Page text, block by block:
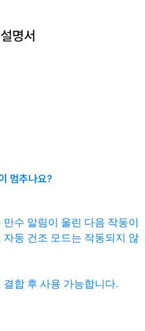
멈추나요?
수 알림이 울린 다음 작동이
동 건조 모드는 작동되지 않
합 후 사용 가능합니다.